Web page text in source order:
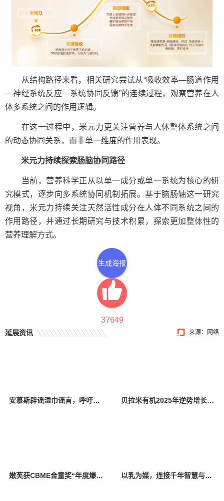
从结构路径来看，相关研究尝试从“吸收效率—肠道作用
—神经系统反应—系统协同反馈”的连续过程，观察营养在人
体多系统之间的作用逻辑。
在这一过程中，米元力更关注营养与人体整体系统之间
的动态协同关系，而非单一维度的作用表现。
米元力持续探索肠脑协同路径
当前，营养科学正从以单一成分或单一系统为核心的研
究模式，逐步向多系统协同机制拓展。基于脑肠轴这一研究
视角，米元力持续关注天然活性成分在人体不同系统之间的
作用路径，并通过长期研究与技术积累，探索更加整体性的
营养理解方式。
生成海报
37649
来源：网络
延展资讯
安慕斯辟谣湿巾谣言，呼吁受害品牌共同抵制恶意谣言 贝拉米有机2025年逆势增长20%，持续领跑澳洲有机奶粉赛道
嫩芙获CBME金童奖“年度爆款王“，分龄护肤路径受关注 以乳为媒，连接千年智慧与当代关切